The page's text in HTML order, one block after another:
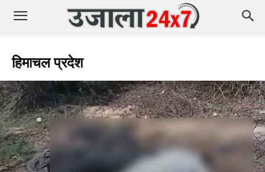
हिमाचल प्रदेश